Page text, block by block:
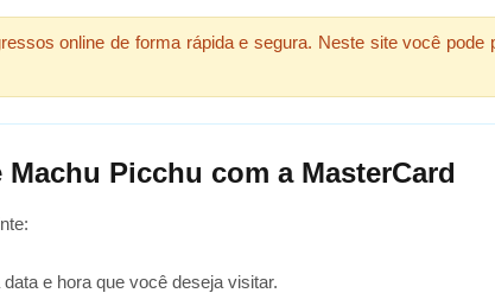
online de forma rápida e segura. Neste site você pode
Picchu com a MasterCard
e hora que você deseja visitar.